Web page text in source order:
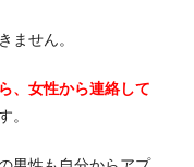
ません。
、女性から連絡して
。